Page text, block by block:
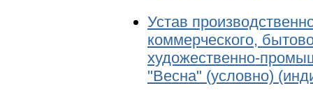
Устав
коммерческого,
художественно-
"Весна" (условно)